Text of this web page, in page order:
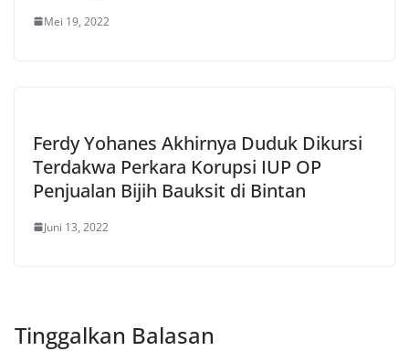
Mei 19, 2022
Ferdy Yohanes Akhirnya Duduk Dikursi
Terdakwa Perkara Korupsi IUP OP
Penjualan Bijih Bauksit di Bintan
Juni 13, 2022
Tinggalkan Balasan